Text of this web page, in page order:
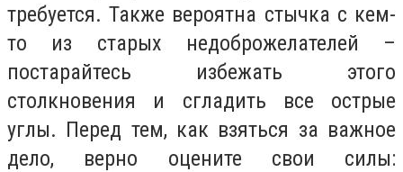
требуется. Также вероятна стычка с кем-
то из старых недоброжелателей –
постарайтесь избежать этого
столкновения и сгладить все острые
углы. Перед тем, как взяться за важное
дело, верно оцените свои силы: